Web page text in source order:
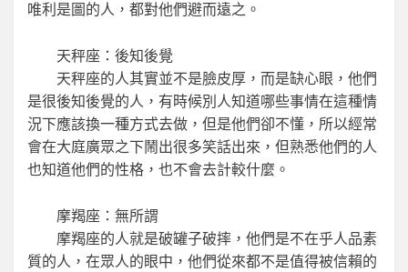
唯利是圖的人，都對他們避而遠之。
天秤座：後知後覺
天秤座的人其實並不是臉皮厚，而是缺心眼，他們
是很後知後覺的人，有時候別人知道哪些事情在這種情
況下應該換一種方式去做，但是他們卻不懂，所以經常
會在大庭廣眾之下鬧出很多笑話出來，但熟悉他們的人
也知道他們的性格，也不會去計較什麼。
摩羯座：無所謂
摩羯座的人就是破罐子破摔，他們是不在乎人品素
質的人，在眾人的眼中，他們從來都不是值得被信賴的